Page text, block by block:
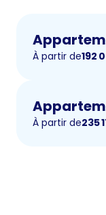
À partir de192
À partir de235